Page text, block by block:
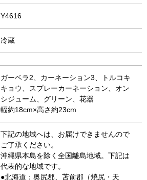
Y4616
冷蔵
ガーベラ2、カーネーション3、トルコキ
キョウ、スプレーカーネーション、オン
シジューム、グリーン、花器
幅約18cm×高さ約23cm
下記の地域へは、お届けできませんので
ご了承ください。
沖縄県本島を除く全国離島地域。下記は
代表的な地域です。
●北海道：奥尻郡、苫前郡（焼尻・天